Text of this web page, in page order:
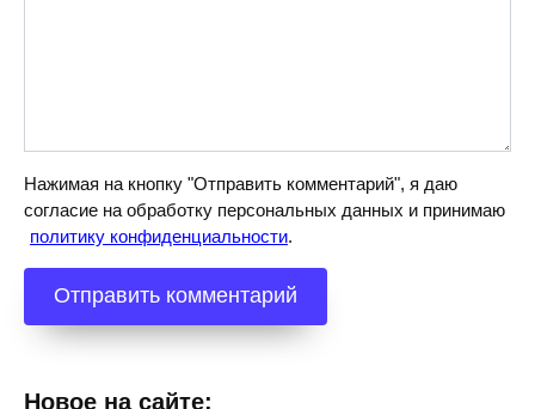
Нажимая на кнопку "Отправить комментарий", я даю
согласие на обработку персональных данных и принимаю
политику конфиденциальности.
Новое на сайте: